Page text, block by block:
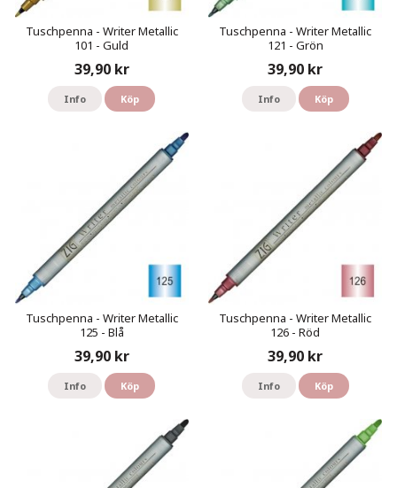
Tuschpenna - Writer Metallic
101 - Guld
39,90 kr
Info Köp
Tuschpenna - Writer Metallic
121 - Grön
39,90 kr
Info Köp
Tuschpenna - Writer Metallic
125 - Blå
39,90 kr
Info Köp
Tuschpenna - Writer Metallic
126 - Röd
39,90 kr
Info Köp